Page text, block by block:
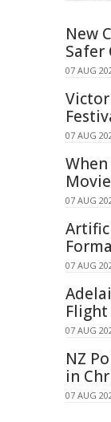
New
Safer
07 AUG
07 AUG
07 AUG
07 AUG
07 AUG
NZ
in
07 AUG